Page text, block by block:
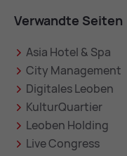
Verwandte Seiten
Asia Hotel & Spa
City Management
Digitales Leoben
KulturQuartier
Leoben Holding
Live Congress